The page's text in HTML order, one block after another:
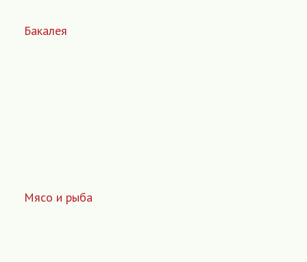
Бакалея
Мясо и рыба